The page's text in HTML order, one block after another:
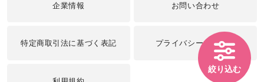
絞り込む
企業情報 お問い合わせ
特定商取引法に基づく表記 プライバシーポリシー